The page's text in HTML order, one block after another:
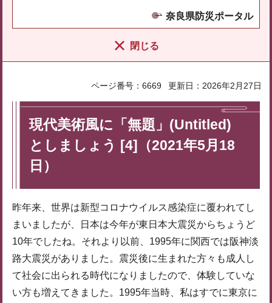
奈良県防災ポータル
閉じる
ページ番号：6669 更新日：2026年2月27日
現代美術風に「無題」(Untitled)
としましょう [4]（2021年5月18
日）
昨年来、世界は新型コロナウイルス感染症に覆われてし
まいましたが、日本は今年が東日本大震災からちょうど
10年でしたね。それより以前、1995年に関西では阪神淡
路大震災がありました。震災後に生まれた方々も成人し
て社会に出られる時代になりましたので、体験していな
い方も増えてきました。1995年当時、私はすでに東京に